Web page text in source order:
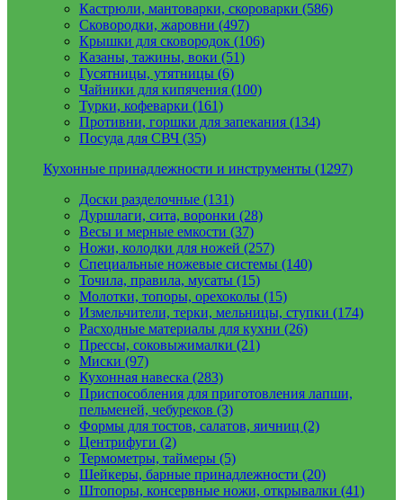
Кастрюли, мантоварки, скороварки (586)
Сковородки, жаровни (497)
Крышки для сковородок (106)
Казаны, тажины, воки (51)
Гусятницы, утятницы (6)
Чайники для кипячения (100)
Турки, кофеварки (161)
Противни, горшки для запекания (134)
Посуда для СВЧ (35)
Кухонные принадлежности и инструменты (1297)
Доски разделочные (131)
Дуршлаги, сита, воронки (28)
Весы и мерные емкости (37)
Ножи, колодки для ножей (257)
Специальные ножевые системы (140)
Точила, правила, мусаты (15)
Молотки, топоры, орехоколы (15)
Измельчители, терки, мельницы, ступки (174)
Расходные материалы для кухни (26)
Прессы, соковыжималки (21)
Миски (97)
Кухонная навеска (283)
Приспособления для приготовления лапши,
пельменей, чебуреков (3)
Формы для тостов, салатов, яичниц (2)
Центрифуги (2)
Термометры, таймеры (5)
Шейкеры, барные принадлежности (20)
Штопоры, консервные ножи, открывалки (41)